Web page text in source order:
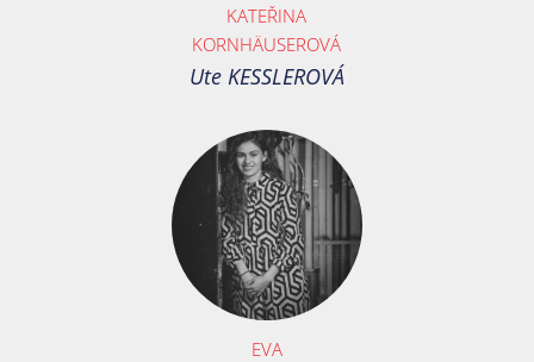
KATEŘINA
KORNHÄUSEROVÁ
Ute KESSLEROVÁ
EVA